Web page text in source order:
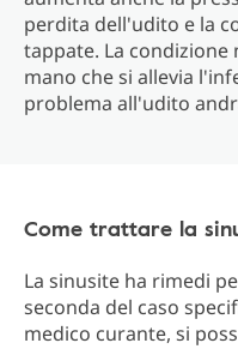
perdita dell'udito e la
tappate. La condizione
mano che si allevia
problema all'udito
Come trattare la
La sinusite ha rimedi
seconda del caso
medico curante, si